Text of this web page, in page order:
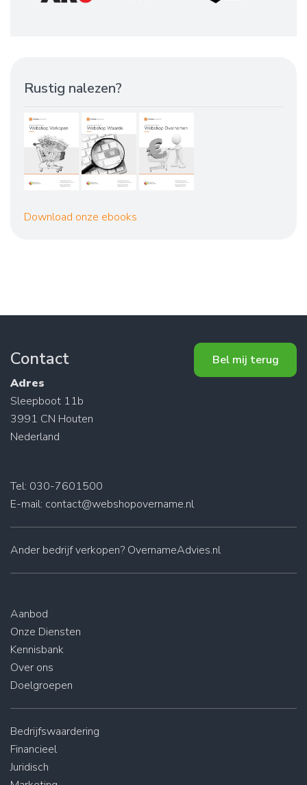
Rustig nalezen?
Download onze ebooks
Contact
Adres
Sleepboot 11b
3991 CN Houten
Nederland
Bel mij terug
Tel: 030-7601500
E-mail: contact@webshopovername.nl
Ander bedrijf verkopen? OvernameAdvies.nl
Aanbod
Onze Diensten
Kennisbank
Over ons
Doelgroepen
Bedrijfswaardering
Financieel
Juridisch